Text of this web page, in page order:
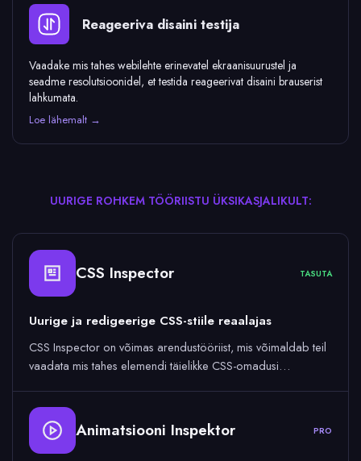
Reageeriva disaini testija
Vaadake mis tahes webilehte erinevatel ekraanisuurustel ja
seadme resolutsioonidel, et testida reageerivat disaini brauserist
lahkumata.
Loe lähemalt →
UURIGE ROHKEM TÖÖRIISTU ÜKSIKASJALIKULT:
CSS Inspector TASUTA
Uurige ja redigeerige CSS-stiile reaalajas
CSS Inspector on võimas arendustööriist, mis võimaldab teil
vaadata mis tahes elemendi täielikke CSS-omadusi…
Animatsiooni Inspektor PRO